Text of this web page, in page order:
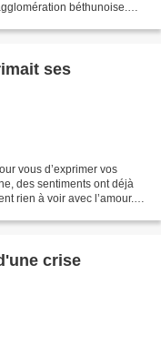
béthunoise.
ses
vous d’exprimer vos
des sentiments ont déjà
rien à voir avec l’amour.
crise